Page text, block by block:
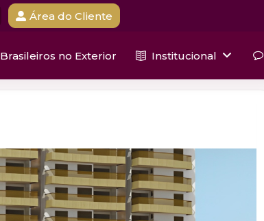
Área do Cliente
Brasileiros no Exterior Institucional